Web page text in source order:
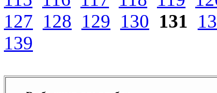
127 128 129 130 131
139